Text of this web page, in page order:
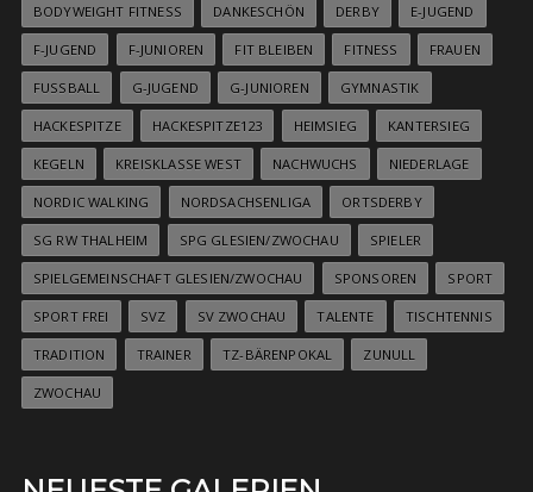
BODYWEIGHT FITNESS DANKESCHÖN DERBY E-JUGEND
F-JUGEND F-JUNIOREN FIT BLEIBEN FITNESS FRAUEN
FUSSBALL G-JUGEND G-JUNIOREN GYMNASTIK
HACKESPITZE HACKESPITZE123 HEIMSIEG KANTERSIEG
KEGELN KREISKLASSE WEST NACHWUCHS NIEDERLAGE
NORDIC WALKING NORDSACHSENLIGA ORTSDERBY
SG RW THALHEIM SPG GLESIEN/ZWOCHAU SPIELER
SPIELGEMEINSCHAFT GLESIEN/ZWOCHAU SPONSOREN SPORT
SPORT FREI SVZ SV ZWOCHAU TALENTE TISCHTENNIS
TRADITION TRAINER TZ-BÄRENPOKAL ZUNULL
ZWOCHAU